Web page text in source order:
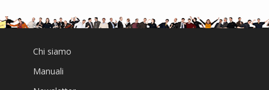
Chi siamo
Manuali